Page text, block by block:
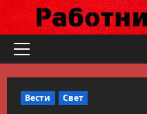
Skip
content
Primary
Вести Свет